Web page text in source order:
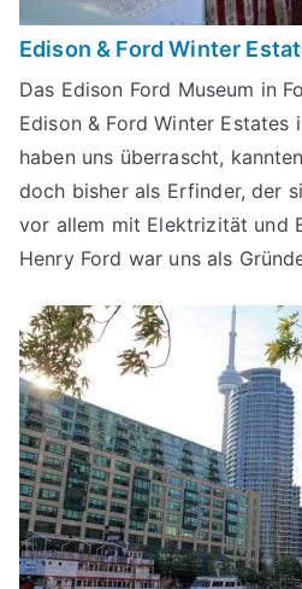
Edison & Ford Winter
Das Edison Ford Museum in
Edison & Ford Winter Estates
haben uns überrascht,
doch bisher als Erfinder, der
vor allem mit Elektrizität und
Henry Ford war uns als